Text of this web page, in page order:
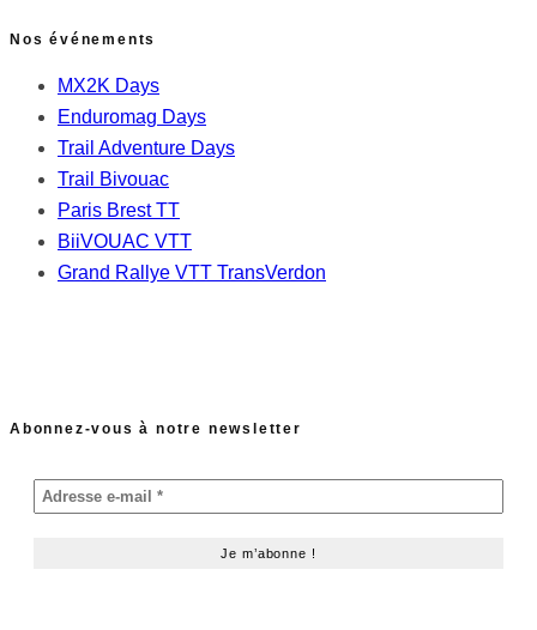
Nos événements
MX2K Days
Enduromag Days
Trail Adventure Days
Trail Bivouac
Paris Brest TT
BiiVOUAC VTT
Grand Rallye VTT TransVerdon
Abonnez-vous à notre newsletter